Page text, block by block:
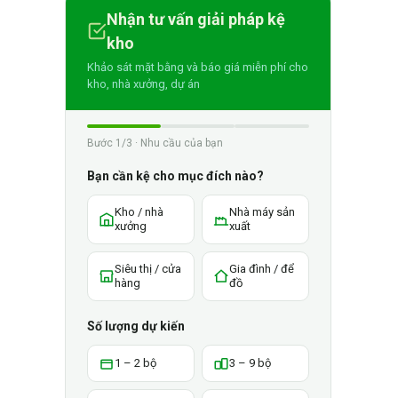
Nhận tư vấn giải pháp kệ
kho
Khảo sát mặt bằng và báo giá miễn phí cho
kho, nhà xưởng, dự án
Bước 1/3 · Nhu cầu của bạn
Bạn cần kệ cho mục đích nào?
Kho / nhà
xưởng
Nhà máy sản
xuất
Siêu thị / cửa
hàng
Gia đình / để
đồ
Số lượng dự kiến
1 – 2 bộ 3 – 9 bộ